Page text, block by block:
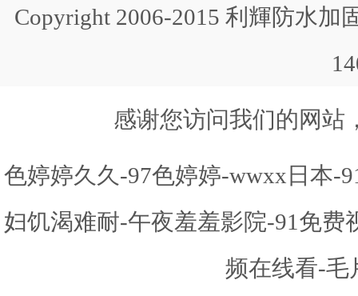
Copyright 2006-2015 利輝防水加
感谢您访问我们的网站
色婷婷久久-97色婷婷-wwxx日本-
妇饥渴难耐-午夜羞羞影院-91免
频在线看-毛